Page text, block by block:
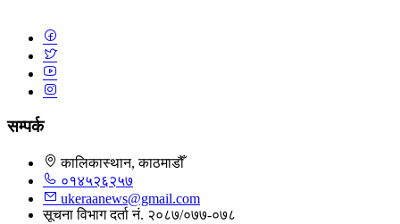
सम्पर्क
कालिकास्थान, काठमाडौँ
०१४५२६२५७
ukeraanews@gmail.com
सूचना विभाग दर्ता नं. २०८७/०७७-०७८